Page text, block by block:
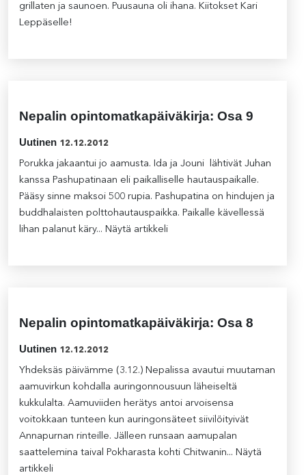
grillaten ja saunoen. Puusauna oli ihana. Kiitokset Kari
Leppäselle!
Nepalin opintomatkapäiväkirja: Osa 9
Uutinen 12.12.2012
Porukka jakaantui jo aamusta. Ida ja Jouni lähtivät Juhan
kanssa Pashupatinaan eli paikalliselle hautauspaikalle.
Pääsy sinne maksoi 500 rupia. Pashupatina on hindujen ja
buddhalaisten polttohautauspaikka. Paikalle kävellessä
lihan palanut käry... Näytä artikkeli
Nepalin opintomatkapäiväkirja: Osa 8
Uutinen 12.12.2012
Yhdeksäs päivämme (3.12.) Nepalissa avautui muutaman
aamuvirkun kohdalla auringonnousuun läheiseltä
kukkulalta. Aamuviiden herätys antoi arvoisensa
voitokkaan tunteen kun auringonsäteet siivilöityivät
Annapurnan rinteille. Jälleen runsaan aamupalan
saattelemina taival Pokharasta kohti Chitwanin... Näytä
artikkeli